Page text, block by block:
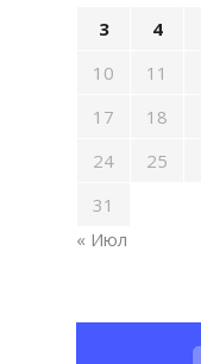
3
4
10
11
17
18
24
25
31
« Июл